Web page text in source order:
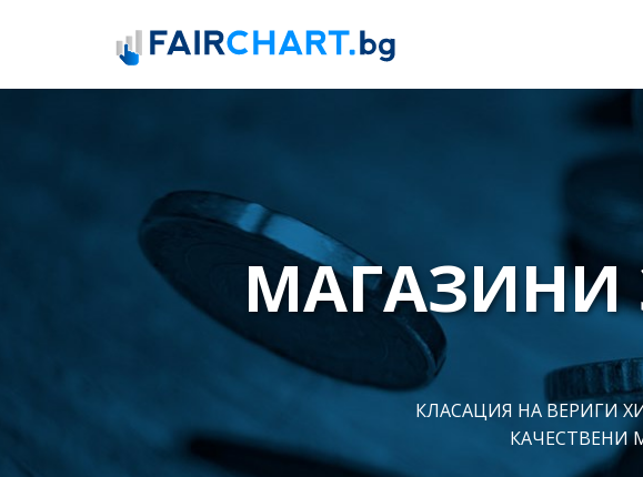
МАГАЗИНИ
КЛАСАЦИЯ НА ВЕРИГИ
КАЧЕСТВЕНИ